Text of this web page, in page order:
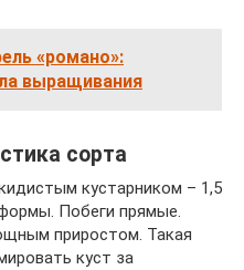
«романо»:
выращивания
сорта
кустарником – 1,5
Побеги прямые.
приростом. Такая
куст за